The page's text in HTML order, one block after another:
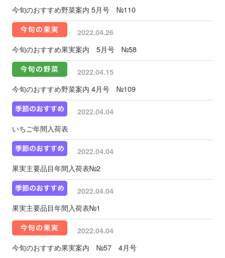
今旬のおすすめ野菜案内 5月号 №110
2022.04.26
今旬のおすすめ果実案内 5月号 №58
2022.04.15
今旬のおすすめ野菜案内 4月号 №109
2022.04.04
いちご年間入荷表
2022.04.04
果実主要品目年間入荷表№2
2022.04.04
果実主要品目年間入荷表№1
2022.04.04
今旬のおすすめ果実案内 №57 4月号